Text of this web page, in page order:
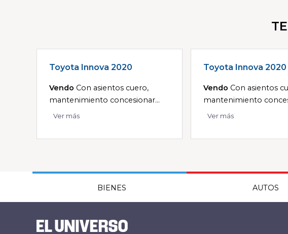
Toyota Innova 2020
Vendo Con asientos cuero,
mantenimiento concesionar...
Ver más
Toyota Innova 2020
Vendo Con asientos
mantenimiento
Ver más
BIENES AUTOS